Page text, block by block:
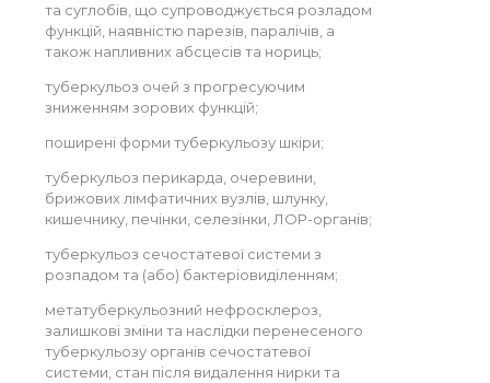
та суглобів, що супроводжується розладом
функцій, наявністю парезів, паралічів, а
також напливних абсцесів та нориць;
туберкульоз очей з прогресуючим
зниженням зорових функцій;
поширені форми туберкульозу шкіри;
туберкульоз перикарда, очеревини,
брижових лімфатичних вузлів, шлунку,
кишечнику, печінки, селезінки, ЛОР-органів;
туберкульоз сечостатевої системи з
розпадом та (або) бактеріовиділенням;
метатуберкульозний нефросклероз,
залишкові зміни та наслідки перенесеного
туберкульозу органів сечостатевої
системи, стан після видалення нирки та